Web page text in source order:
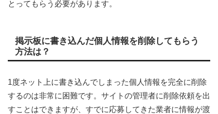
とってもらう必要があります。
掲示板に書き込んだ個人情報を削除してもらう
方法は？
1度ネット上に書き込んでしまった個人情報を完全に削除
するのは非常に困難です。サイトの管理者に削除依頼を出
すことはできますが、すでに応募してきた業者に情報が渡